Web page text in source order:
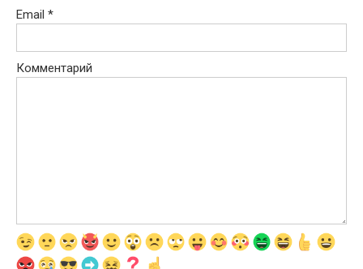
Email *
Комментарий